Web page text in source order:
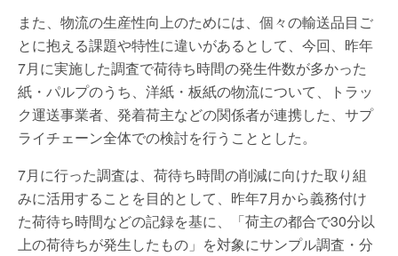
また、物流の生産性向上のためには、個々の輸送品目ご
とに抱える課題や特性に違いがあるとして、今回、昨年
7月に実施した調査で荷待ち時間の発生件数が多かった
紙・パルプのうち、洋紙・板紙の物流について、トラッ
ク運送事業者、発着荷主などの関係者が連携した、サプ
ライチェーン全体での検討を行うこととした。
7月に行った調査は、荷待ち時間の削減に向けた取り組
みに活用することを目的として、昨年7月から義務付け
た荷待ち時間などの記録を基に、「荷主の都合で30分以
上の荷待ちが発生したもの」を対象にサンプル調査・分